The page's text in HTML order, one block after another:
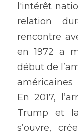
l'intérêt
relation
rencontre
en 1972 a
début de
En 2017,
Trump et
s’ouvre,